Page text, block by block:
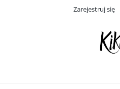
Zarejestruj się